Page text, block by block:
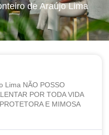
de Araújo Lima
Lima NÃO POSSO
POR TODA VIDA
E MIMOSA